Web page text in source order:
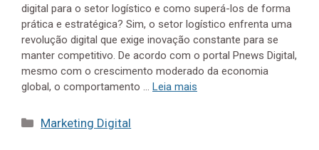
digital para o setor logístico e como superá-los de forma
prática e estratégica? Sim, o setor logístico enfrenta uma
revolução digital que exige inovação constante para se
manter competitivo. De acordo com o portal Pnews Digital,
mesmo com o crescimento moderado da economia
global, o comportamento … Leia mais
Categorias
Marketing Digital